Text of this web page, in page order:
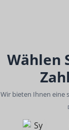
Wählen
Wir bieten Ihnen eine